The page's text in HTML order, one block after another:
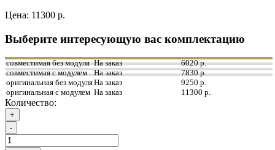
Цена: 11300 р.
Выберите интересующую вас комплектацию
совместимая без модуля На заказ
6020 р.
совместимая с модулем
На заказ
7830 р.
оригинальная без модуляНа заказ
9250 р.
оригинальная с модулем На заказ 11300 р.
Количество:
+
-